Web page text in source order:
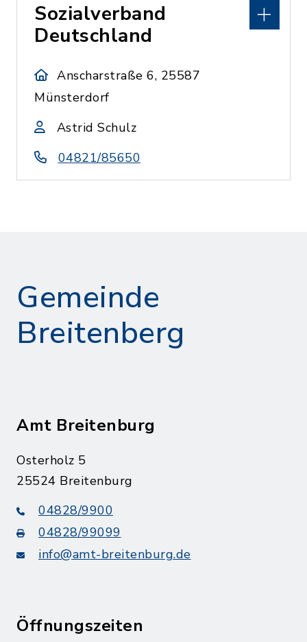
Sozialverband
Deutschland
Anscharstraße 6, 25587
Münsterdorf
Astrid Schulz
04821/85650
Gemeinde
Breitenberg
Amt Breitenburg
Osterholz 5
25524 Breitenburg
04828/9900
04828/99099
info@amt-breitenburg.de
Öffnungszeiten